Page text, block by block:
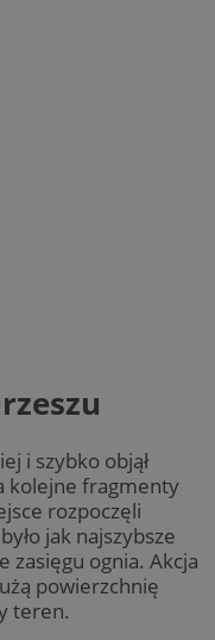
i szybko objął
kolejne fragmenty
rozpoczęli
jak najszybsze
zasięgu ognia. Akcja
powierzchnię
teren.